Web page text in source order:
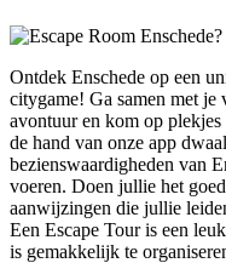
Ontdek Enschede op een
citygame! Ga samen met
avontuur en kom op
de hand van onze app
bezienswaardigheden van
voeren. Doen jullie het
aanwijzingen die jullie
Een Escape Tour is een
is gemakkelijk te